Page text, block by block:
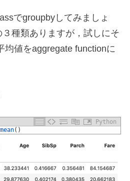
でgroupbyしてみましょ
種類ありますが，試しにそ
均値をaggregate functionに
Python
mean( )